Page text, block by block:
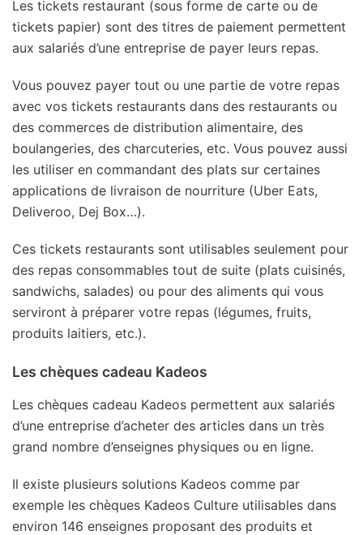
Les tickets restaurant (sous forme de carte ou de
tickets papier) sont des titres de paiement permettent
aux salariés d’une entreprise de payer leurs repas.
Vous pouvez payer tout ou une partie de votre repas
avec vos tickets restaurants dans des restaurants ou
des commerces de distribution alimentaire, des
boulangeries, des charcuteries, etc. Vous pouvez aussi
les utiliser en commandant des plats sur certaines
applications de livraison de nourriture (Uber Eats,
Deliveroo, Dej Box…).
Ces tickets restaurants sont utilisables seulement pour
des repas consommables tout de suite (plats cuisinés,
sandwichs, salades) ou pour des aliments qui vous
serviront à préparer votre repas (légumes, fruits,
produits laitiers, etc.).
Les chèques cadeau Kadeos
Les chèques cadeau Kadeos permettent aux salariés
d’une entreprise d’acheter des articles dans un très
grand nombre d’enseignes physiques ou en ligne.
Il existe plusieurs solutions Kadeos comme par
exemple les chèques Kadeos Culture utilisables dans
environ 146 enseignes proposant des produits et